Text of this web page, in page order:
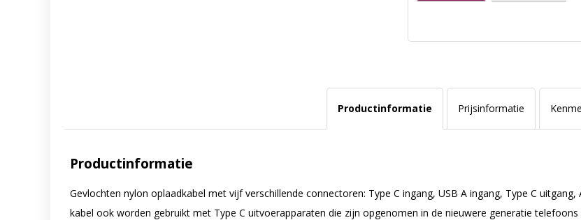
Productinformatie Prijsinformatie
Productinformatie
Gevlochten nylon oplaadkabel met vijf verschillende connectoren: Type C ingang, USB A ingang, Type C
kabel ook worden gebruikt met Type C uitvoerapparaten die zijn opgenomen in de nieuwere generatie